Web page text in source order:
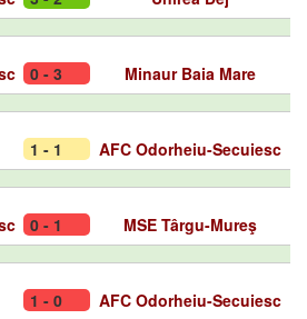
0 - 3 Minaur Baia Mare
1 - 1 AFC Odorheiu-Secuiesc
0 - 1 MSE Târgu-Mureş
1 - 0 AFC Odorheiu-Secuiesc